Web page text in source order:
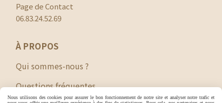
Page de Contact
06.83.24.52.69
À PROPOS
Qui sommes-nous ?
Questions fréquentes
Nous utilisons des cookies pour assurer le bon fonctionnement de notre site et analyser notre trafic et